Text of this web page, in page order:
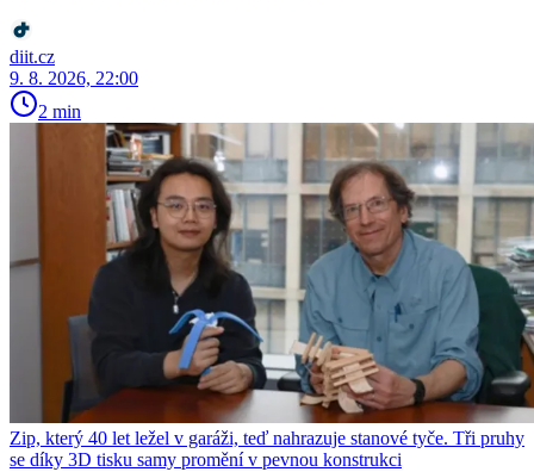
diit.cz
9. 8. 2026, 22:00
2 min
Zip, který 40 let ležel v garáži, teď nahrazuje stanové tyče. Tři pruhy
se díky 3D tisku samy promění v pevnou konstrukci